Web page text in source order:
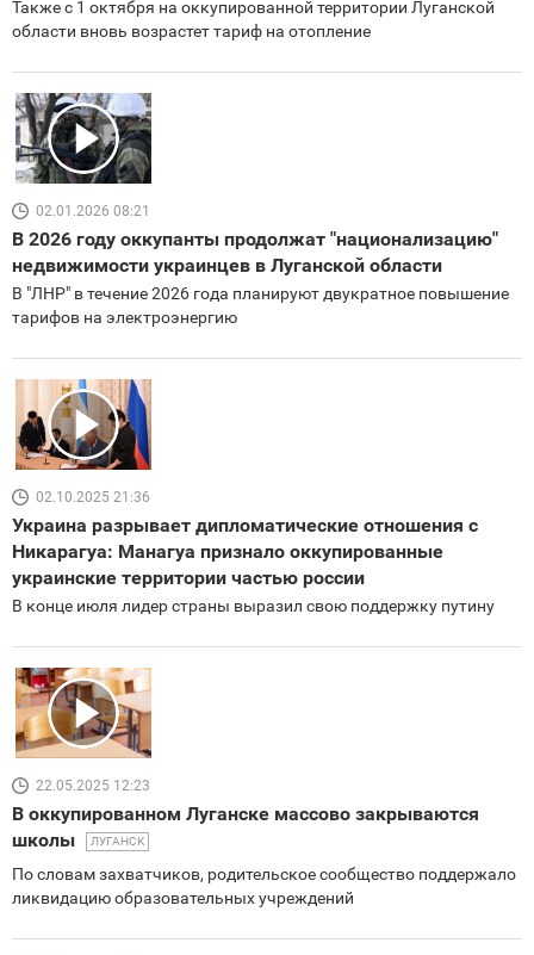
Также с 1 октября на оккупированной территории Луганской
области вновь возрастет тариф на отопление
02.01.2026 08:21
В 2026 году оккупанты продолжат "национализацию"
недвижимости украинцев в Луганской области
В "ЛНР" в течение 2026 года планируют двукратное повышение
тарифов на электроэнергию
02.10.2025 21:36
Украина разрывает дипломатические отношения с
Никарагуа: Манагуа признало оккупированные
украинские территории частью россии
В конце июля лидер страны выразил свою поддержку путину
22.05.2025 12:23
В оккупированном Луганске массово закрываются
школы
ЛУГАНСК
По словам захватчиков, родительское сообщество поддержало
ликвидацию образовательных учреждений